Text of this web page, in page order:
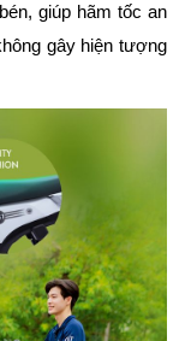
giúp hãm tốc an
gây hiện tượng